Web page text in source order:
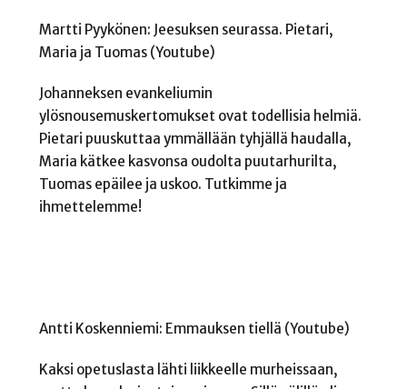
Martti Pyykönen: Jeesuksen seurassa. Pietari,
Maria ja Tuomas (Youtube)
Johanneksen evankeliumin
ylösnousemuskertomukset ovat todellisia helmiä.
Pietari puuskuttaa ymmällään tyhjällä haudalla,
Maria kätkee kasvonsa oudolta puutarhurilta,
Tuomas epäilee ja uskoo. Tutkimme ja
ihmettelemme!
Antti Koskenniemi: Emmauksen tiellä (Youtube)
Kaksi opetuslasta lähti liikkeelle murheissaan,